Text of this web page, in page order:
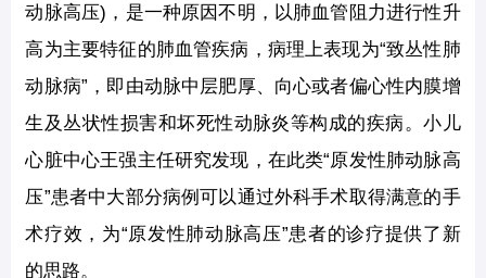
动脉高压)，是一种原因不明，以肺血管阻力进行性升
高为主要特征的肺血管疾病，病理上表现为“致丛性肺
动脉病”，即由动脉中层肥厚、向心或者偏心性内膜增
生及丛状性损害和坏死性动脉炎等构成的疾病。小儿
心脏中心王强主任研究发现，在此类“原发性肺动脉高
压”患者中大部分病例可以通过外科手术取得满意的手
术疗效，为“原发性肺动脉高压”患者的诊疗提供了新
的思路。